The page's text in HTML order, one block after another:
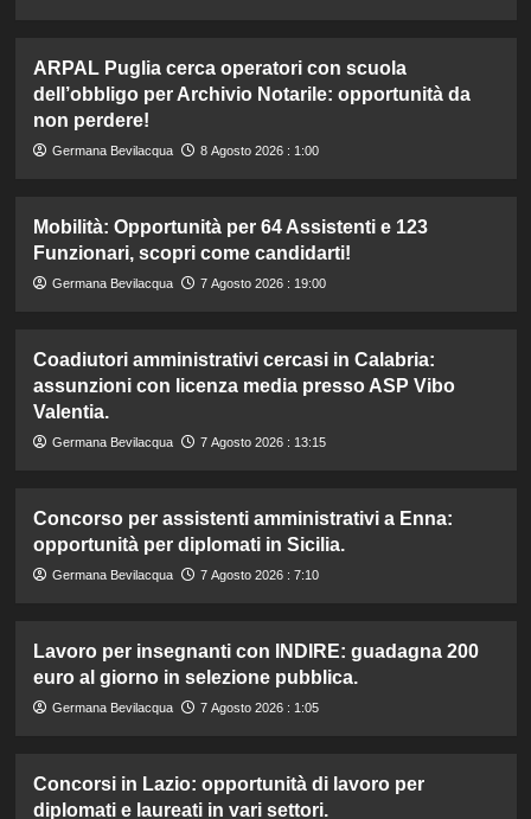
ARPAL Puglia cerca operatori con scuola
dell’obbligo per Archivio Notarile: opportunità da
non perdere!
Germana Bevilacqua 8 Agosto 2026 : 1:00
Mobilità: Opportunità per 64 Assistenti e 123
Funzionari, scopri come candidarti!
Germana Bevilacqua 7 Agosto 2026 : 19:00
Coadiutori amministrativi cercasi in Calabria:
assunzioni con licenza media presso ASP Vibo
Valentia.
Germana Bevilacqua 7 Agosto 2026 : 13:15
Concorso per assistenti amministrativi a Enna:
opportunità per diplomati in Sicilia.
Germana Bevilacqua 7 Agosto 2026 : 7:10
Lavoro per insegnanti con INDIRE: guadagna 200
euro al giorno in selezione pubblica.
Germana Bevilacqua 7 Agosto 2026 : 1:05
Concorsi in Lazio: opportunità di lavoro per
diplomati e laureati in vari settori.